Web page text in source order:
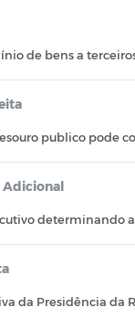
de bens a
publico pode
Adicional
determinando
da Presidência da